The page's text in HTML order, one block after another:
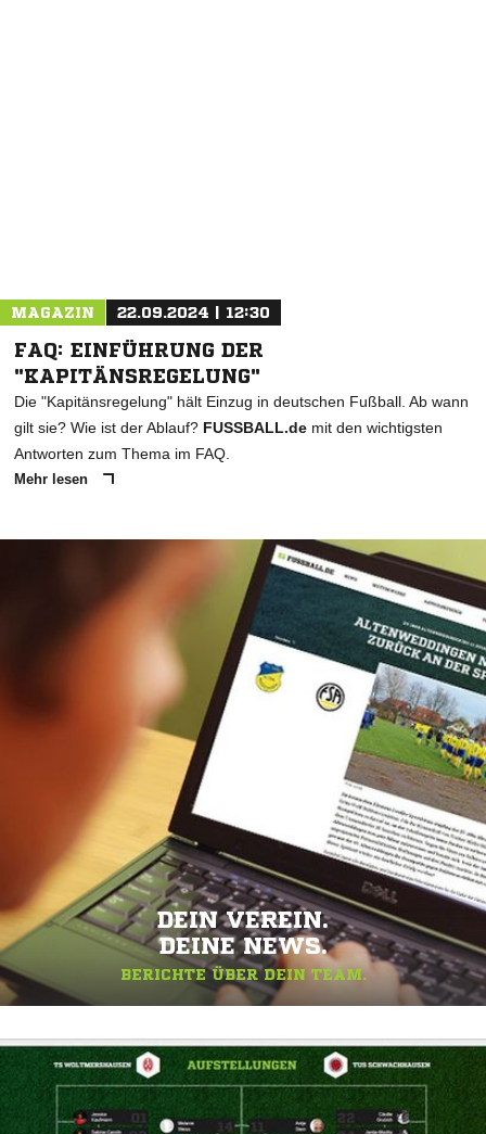
MAGAZIN 22.09.2024 | 12:30
FAQ: EINFÜHRUNG DER
"KAPITÄNSREGELUNG"
Die "Kapitänsregelung" hält Einzug in deutschen Fußball. Ab wann
gilt sie? Wie ist der Ablauf? FUSSBALL.de mit den wichtigsten
Antworten zum Thema im FAQ.
Mehr lesen
DEIN VEREIN.
DEINE NEWS.
BERICHTE ÜBER DEIN TEAM.